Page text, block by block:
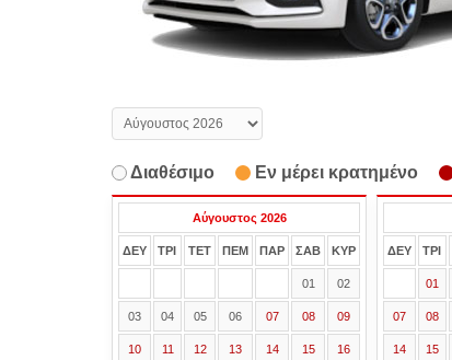
Διαθέσιμο Εν μέρει κρατημένο
Αύγουστος 2026
ΔΕΥ ΤΡΙ ΤΕΤ ΠΕΜ ΠΑΡ ΣΑΒ ΚΥΡ
01 02
03 04 05 06 07 08 09
10 11 12 13 14 15 16
ΔΕΥ ΤΡΙ
01
07 08
14 15